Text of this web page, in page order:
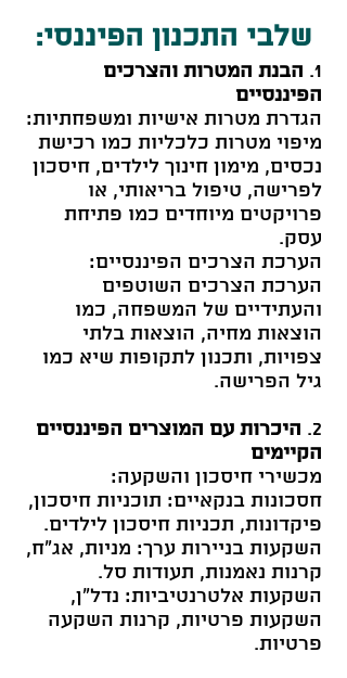
שלבי התכנון הפיננסי:
1. הבנת המטרות והצרכים
הפיננסיים
הגדרת מטרות אישיות ומשפחתיות:
מיפוי מטרות כלכליות כמו רכישת
נכסים, מימון חינוך לילדים, חיסכון
לפרישה, טיפול בריאותי, או
פרויקטים מיוחדים כמו פתיחת
עסק.
הערכת הצרכים הפיננסיים:
הערכת הצרכים השוטפים
והעתידיים של המשפחה, כמו
הוצאות מחיה, הוצאות בלתי
צפויות, ותכנון לתקופות שיא כמו
גיל הפרישה.
2. היכרות עם המוצרים הפיננסיים
הקיימים
מכשירי חיסכון והשקעה:
חסכונות בנקאיים: תוכניות חיסכון,
פיקדונות, תכניות חיסכון לילדים.
השקעות בניירות ערך: מניות, אג"ח,
קרנות נאמנות, תעודות סל.
השקעות אלטרנטיביות: נדל"ן,
השקעות פרטיות, קרנות השקעה
פרטיות.